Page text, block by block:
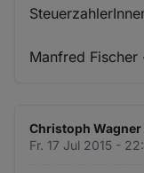
Manfred Fischer
Christoph
Fr. 17 Jul 2015 -